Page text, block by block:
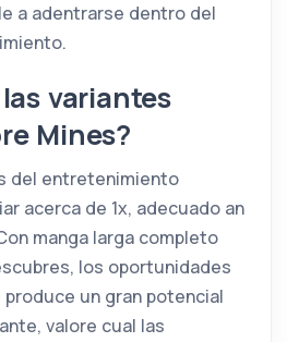
a adentrarse dentro del
variantes
Mines?
del entretenimiento
acerca de 1x, adecuado an
manga larga completo
los oportunidades
un gran potencial
valore cual las